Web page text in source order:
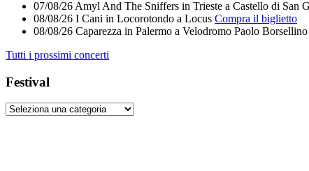
07/08/26 Amyl And The Sniffers in Trieste a Castello di San
08/08/26 I Cani in Locorotondo a Locus Compra il biglietto
08/08/26 Caparezza in Palermo a Velodromo Paolo Borsellino
Tutti i prossimi concerti
Festival